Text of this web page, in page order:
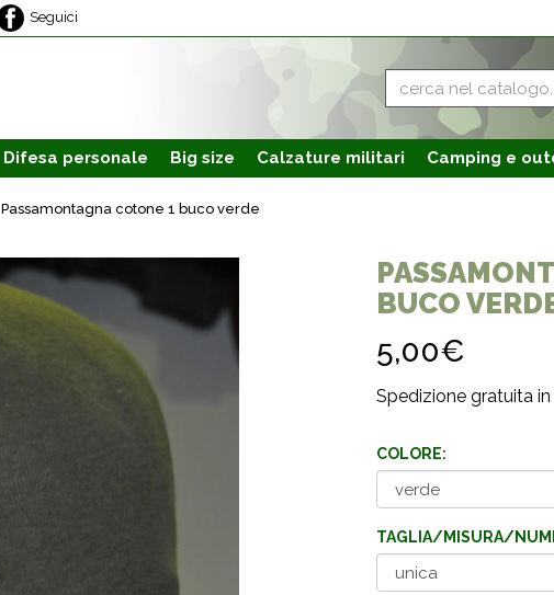
Seguici
Difesa personale Big size Calzature militari Camping e
Passamontagna cotone 1 buco verde
BUCO
5,00€
Spedizione gratuita
COLORE:
TAGLIA/MISURA/